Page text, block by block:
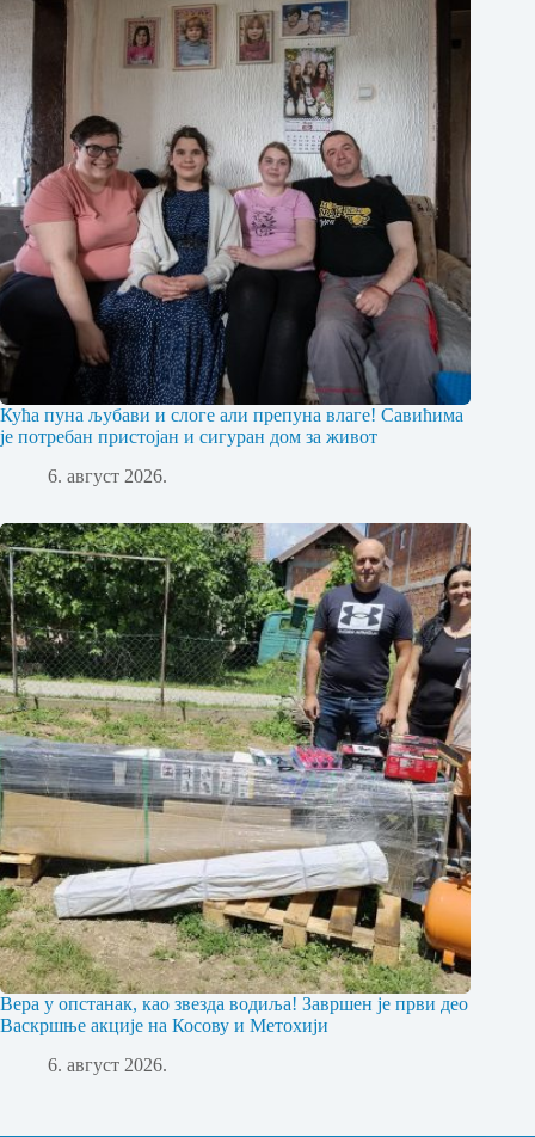
Кућа пуна љубави и слоге али препуна влаге! Савићима
је потребан пристојан и сигуран дом за живот
6. август 2026.
Вера у опстанак, као звезда водиља! Завршен је први део
Васкршње акције на Косову и Метохији
6. август 2026.